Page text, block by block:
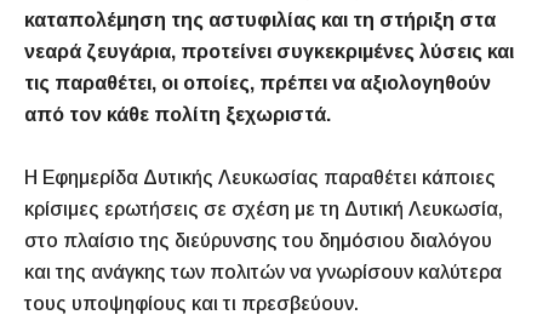
καταπολέμηση της αστυφιλίας και τη στήριξη στα
νεαρά ζευγάρια, προτείνει συγκεκριμένες λύσεις και
τις παραθέτει, οι οποίες, πρέπει να αξιολογηθούν
από τον κάθε πολίτη ξεχωριστά.
Η Εφημερίδα Δυτικής Λευκωσίας παραθέτει κάποιες
κρίσιμες ερωτήσεις σε σχέση με τη Δυτική Λευκωσία,
στο πλαίσιο της διεύρυνσης του δημόσιου διαλόγου
και της ανάγκης των πολιτών να γνωρίσουν καλύτερα
τους υποψηφίους και τι πρεσβεύουν.